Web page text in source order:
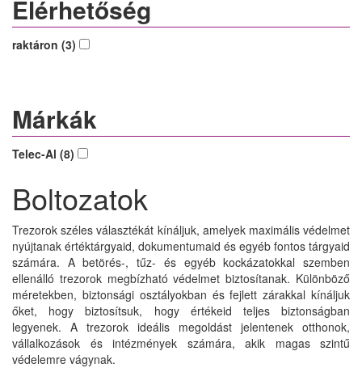
Elérhetőség
raktáron (3)
Márkák
Telec-Al (8)
Boltozatok
Trezorok széles választékát kínáljuk, amelyek maximális védelmet
nyújtanak értéktárgyaid, dokumentumaid és egyéb fontos tárgyaid
számára. A betörés-, tűz- és egyéb kockázatokkal szemben
ellenálló trezorok megbízható védelmet biztosítanak. Különböző
méretekben, biztonsági osztályokban és fejlett zárakkal kínáljuk
őket, hogy biztosítsuk, hogy értékeid teljes biztonságban
legyenek. A trezorok ideális megoldást jelentenek otthonok,
vállalkozások és intézmények számára, akik magas szintű
védelemre vágynak.